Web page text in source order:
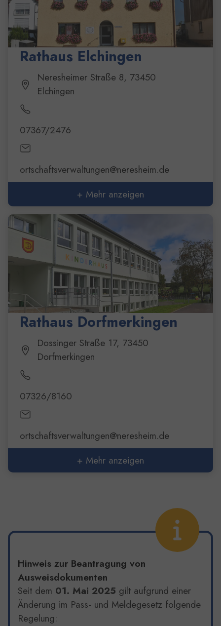
Rathaus Elchingen
Neresheimer Straße 8, 73450
Elchingen
07367/2476
ortschaftsverwaltungen@neresheim.de
+ Mehr anzeigen
Rathaus Dorfmerkingen
Dossinger Straße 17, 73450
Dorfmerkingen
07326/8160
ortschaftsverwaltungen@neresheim.de
+ Mehr anzeigen
Hinweis zur Beantragung von
Ausweisdokumenten
Seit dem 01. Mai 2025 gilt aufgrund einer
Änderung im Pass- und Meldegesetz folgende
Regelung: